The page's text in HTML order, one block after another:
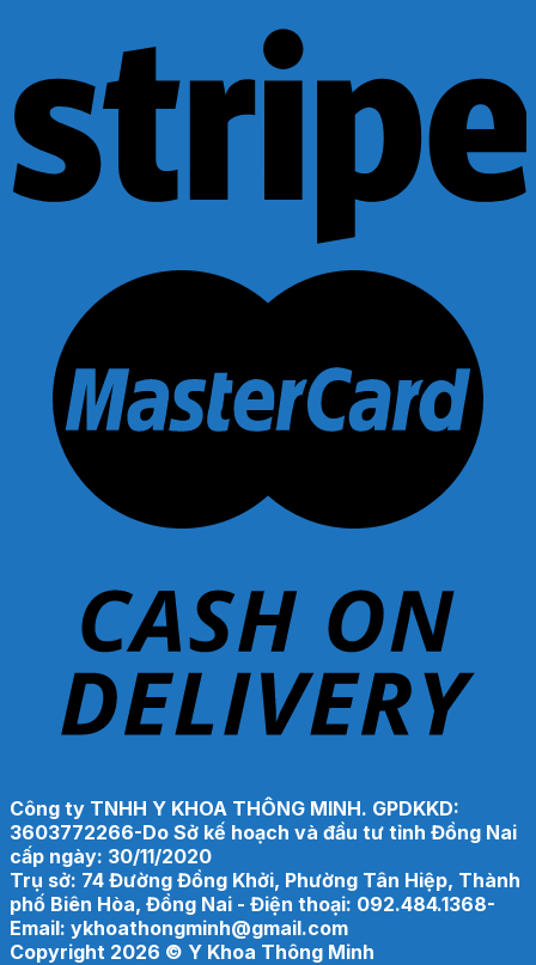
Công ty TNHH Y KHOA THÔNG MINH. GPDKKD:
3603772266-Do Sở kế hoạch và đầu tư tỉnh Đồng Nai
cấp ngày: 30/11/2020
Trụ sở: 74 Đường Đồng Khởi, Phường Tân Hiệp, Thành
phố Biên Hòa, Đồng Nai - Điện thoại: 092.484.1368-
Email: ykhoathongminh@gmail.com
Copyright 2026 © Y Khoa Thông Minh